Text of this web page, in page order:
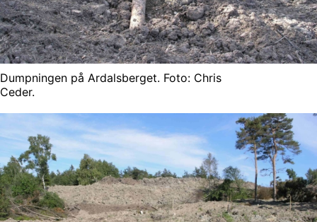
Dumpningen på Ardalsberget. Foto: Chris
Ceder.